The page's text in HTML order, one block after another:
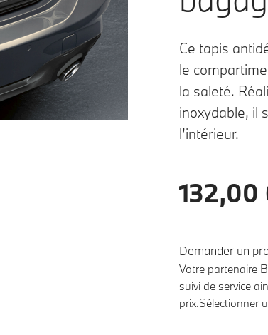
Ce tapis
le
la saleté.
inoxydable, il
l’intérieur.
132,00
Demander un
Votre partenaire
suivi de service
prix.Sélectionner